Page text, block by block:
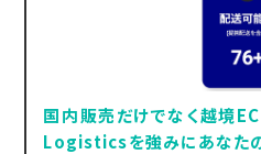
国内販売だけでなく越境
Logisticsを強みにあなた